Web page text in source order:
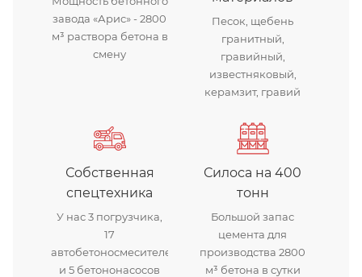
завода «Арис» - 2800
м³ раствора бетона в
смену
Песок, щебень
гранитный,
гравийный,
известняковый,
керамзит, гравий
Собственная
спецтехника
У нас 3 погрузчика,
17
автобетоносмесителей
и 5 бетононасосов
Силоса на 400
тонн
Большой запас
цемента для
производства 2800
м³ бетона в сутки